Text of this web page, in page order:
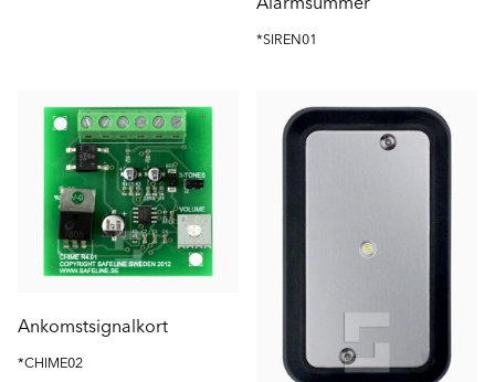
*SIREN01
Ankomstsignalkort
*CHIME02